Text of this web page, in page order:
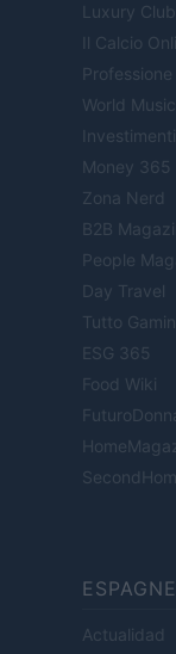
Luxury Club
Il Calcio
World Music
Money 365
Zona Nerd
B2B
People
Day Travel
Tutto
ESG 365
Food Wiki
Actualidad